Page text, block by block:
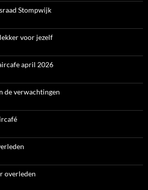
Stompwijk
voor jezelf
april 2026
de verwachtingen
overleden